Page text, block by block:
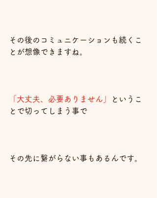
その後のコミュニケーションも続くこ
とが想像できますね。
「大丈夫、必要ありません」
というこ
とで切ってしまう事で
その先に繋がらない事もあるんです。